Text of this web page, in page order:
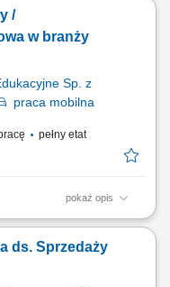
/
w branży
Sp. z
praca mobilna
pełny etat
pokaż opis
instytucjonalnych i
asortymentu
i wyposażenia dla
ds. Sprzedaży